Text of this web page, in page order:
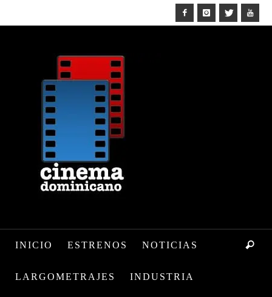
INICIO ESTRENOS NOTICIAS
LARGOMETRAJES INDUSTRIA